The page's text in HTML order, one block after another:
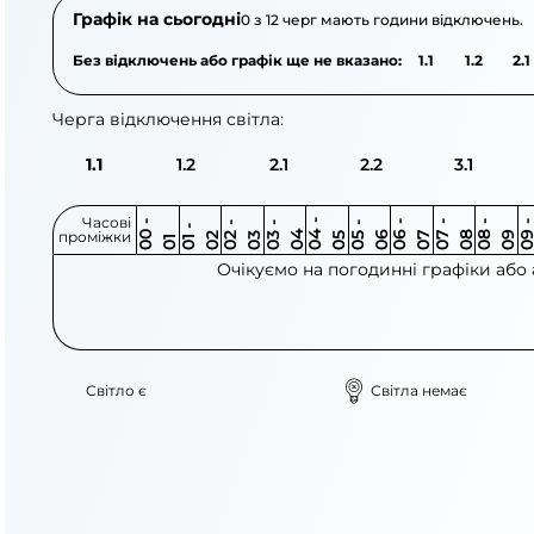
Графік на сьогодні0 з 12 черг мають години відключень.
Без відключень або графік ще не вказано: 1.1 1.2 2.1
Черга відключення світла:
1.1 1.2 2.1 2.2 3.1
Часові
проміжки 0
0
-
0 1 0
1
-
0 2 0 2
-
0 3 0 3
-
0 4 0 4
-
0 5 0 5
-
0 6 0 6
-
0 7 0 7
-
0 8 0 8
-
0 9 0
9
-
1
Очікуємо на погодинні графіки
Світло є Світла немає